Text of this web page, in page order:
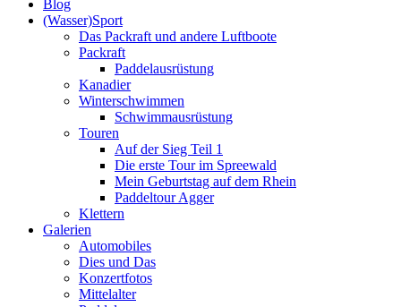
Blog
(Wasser)Sport
Das Packraft und andere Luftboote
Packraft
Paddelausrüstung
Kanadier
Winterschwimmen
Schwimmausrüstung
Touren
Auf der Sieg Teil 1
Die erste Tour im Spreewald
Mein Geburtstag auf dem Rhein
Paddeltour Agger
Klettern
Galerien
Automobiles
Dies und Das
Konzertfotos
Mittelalter